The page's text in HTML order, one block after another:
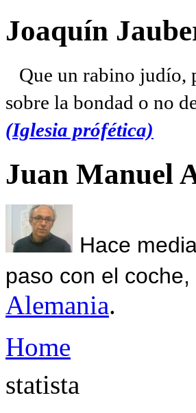
Joaquín
Que un rabino judío,
sobre la bondad o no
(Iglesia prófética)
Juan Manuel
Hace
paso con el
Alemania.
Home
statista